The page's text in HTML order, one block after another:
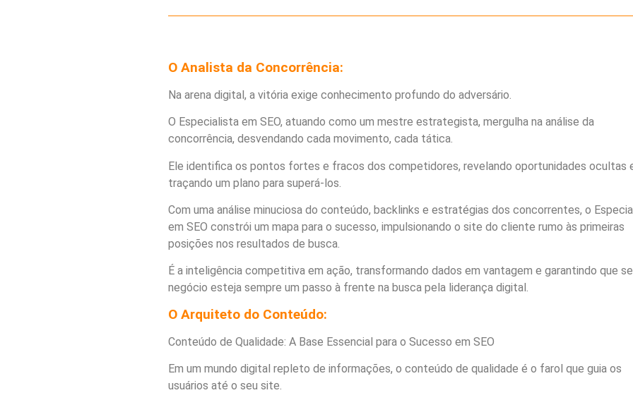
O Analista da Concorrência:
Na arena digital, a vitória exige conhecimento profundo do adversário.
O Especialista em SEO, atuando como um mestre estrategista, mergulha na análise da
concorrência, desvendando cada movimento, cada tática.
Ele identifica os pontos fortes e fracos dos competidores, revelando oportunidades ocultas
traçando um plano para superá-los.
Com uma análise minuciosa do conteúdo, backlinks e estratégias dos concorrentes, o
em SEO constrói um mapa para o sucesso, impulsionando o site do cliente rumo às primeiras
posições nos resultados de busca.
É a inteligência competitiva em ação, transformando dados em vantagem e garantindo que
negócio esteja sempre um passo à frente na busca pela liderança digital.
O Arquiteto do Conteúdo:
Conteúdo de Qualidade: A Base Essencial para o Sucesso em SEO
Em um mundo digital repleto de informações, o conteúdo de qualidade é o farol que guia os
usuários até o seu site.